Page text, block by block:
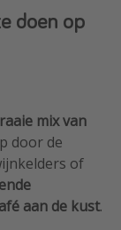
doen op
mix van
door de
of
aan de kust.